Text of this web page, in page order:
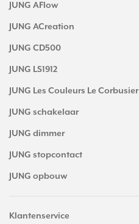
JUNG AFlow
JUNG ACreation
JUNG CD500
JUNG LS1912
JUNG Les Couleurs Le Corbusier
JUNG schakelaar
JUNG dimmer
JUNG stopcontact
JUNG opbouw
Klantenservice